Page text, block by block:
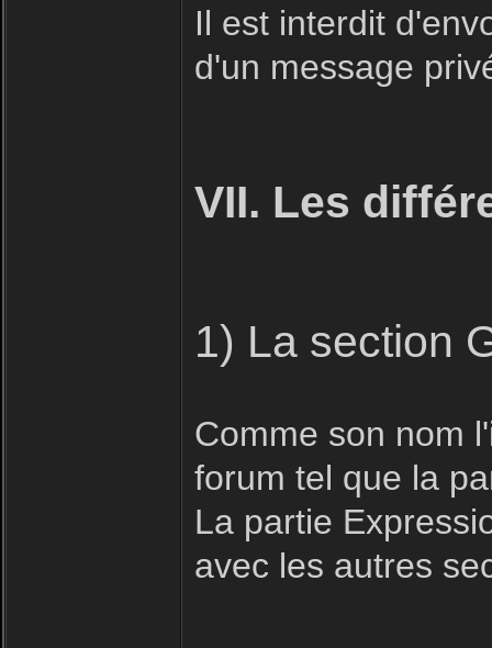
Il est interdit
d'un message
VII. Les
1) La section
Comme son nom
forum tel que la
La partie
avec les autres